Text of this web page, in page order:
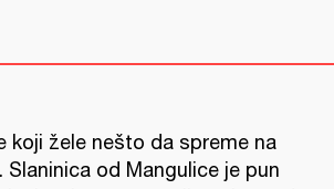
koji žele nešto da spreme na
Slaninica od Mangulice je pun